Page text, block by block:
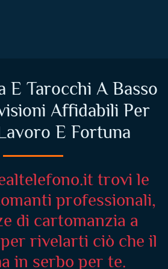
E Tarocchi A Basso
Affidabili Per
E Fortuna
trovi le
professionali,
di cartomanzia a
rivelarti ciò che il
in serbo per te.